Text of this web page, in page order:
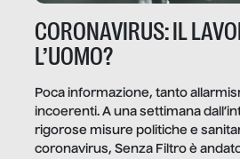
CORONAVIRUS: IL
L’UOMO?
Poca informazione, tanto
incoerenti. A una settimana
rigorose misure politiche e
coronavirus, Senza Filtro è